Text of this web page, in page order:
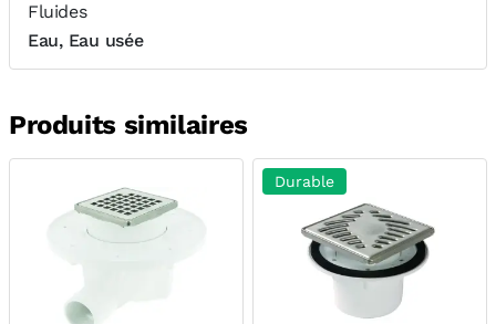
Fluides
Eau, Eau usée
Produits similaires
Durable